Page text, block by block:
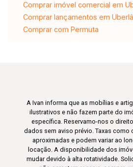
Comprar imóvel comercial em
Comprar lançamentos em
Comprar com Permuta
A Ivan informa que as mobílias e
ilustrativos e não fazem parte do
específica. Reservamo-nos o
dados sem aviso prévio. Taxas como
aproximadas e podem variar ao
locação. A disponibilidade dos
mudar devido à alta rotatividade.